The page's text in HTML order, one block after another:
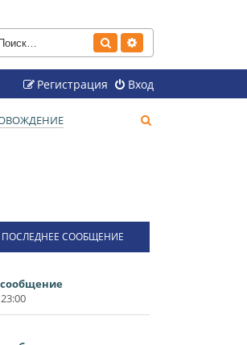
Поиск
Вход
Регистрация
ПОСЛЕДНЕЕ СООБЩЕНИЕ